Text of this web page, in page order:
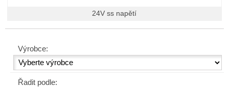
24V ss napětí
Výrobce:
Řadit podle: